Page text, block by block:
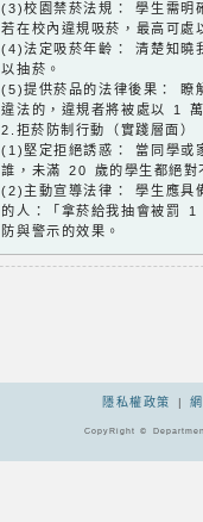
(3)校園禁菸法規： 學生需明
若在校內違規吸菸，最高可
(4)法定吸菸年齡： 清楚知曉
以抽菸。
(5)提供菸品的法律後果： 瞭
違法的，違規者將被處以 1
2.拒菸防制行動（實踐層面）
(1)堅定拒絕誘惑： 當同學或
誰，未滿 20 歲的學生都絕對
(2)主動宣導法律： 學生應具
的人：「拿菸給我抽會被罰
防與警示的效果。
隱私權政策 |
CopyRight ©